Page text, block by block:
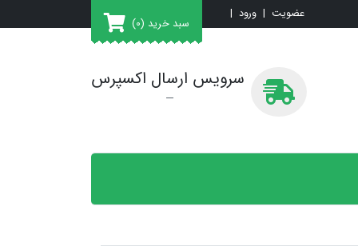
عضویت | ورود |
سبد خرید (0)
سرویس ارسال اکسپرس